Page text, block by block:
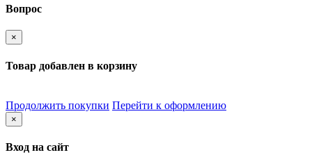
Вопрос
×
Товар добавлен в корзину
Продолжить покупки Перейти к оформлению
×
Вход на сайт